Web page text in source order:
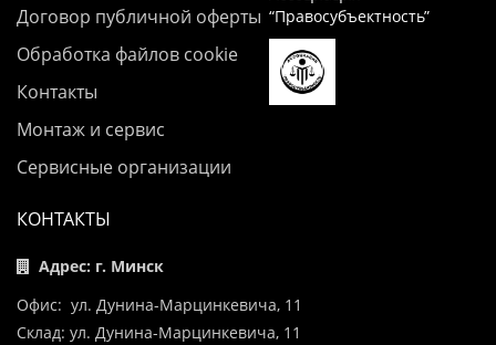
Договор публичной оферты
Обработка файлов cookie
Контакты
Монтаж и сервис
Сервисные организации
“Правосубъектность”
КОНТАКТЫ
Адрес: г. Минск
Офис: ул. Дунина-Марцинкевича, 11
Склад: ул. Дунина-Марцинкевича, 11